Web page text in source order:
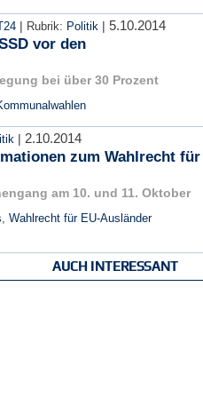
| Rubrik: Politik | 5.10.2014
vor den
bei über 30 Prozent
| 2.10.2014
zum Wahlrecht für
am 10. und 11. Oktober
Wahlrecht für EU-Ausländer
AUCH INTERESSANT